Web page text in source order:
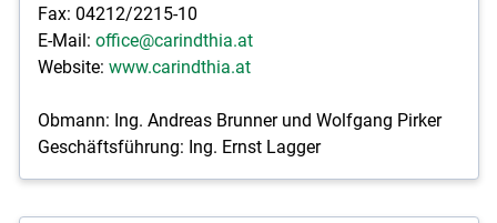
Fax: 04212/2215-10
E-Mail: office@carindthia.at
Website: www.carindthia.at
Obmann: Ing. Andreas Brunner und Wolfgang Pirker
Geschäftsführung: Ing. Ernst Lagger